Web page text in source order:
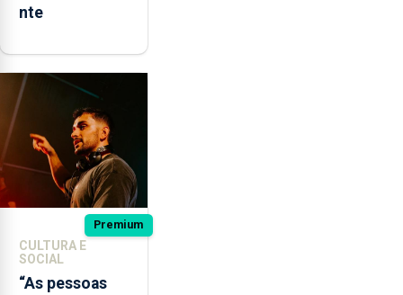
nte
Premium
CULTURA E
SOCIAL
“As pessoas